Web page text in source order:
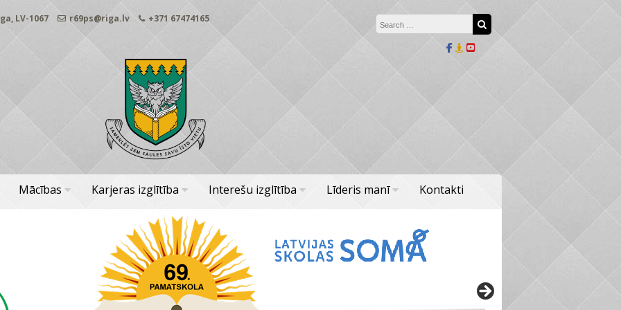
LV-1067 r69ps@riga.lv +371 67474165
Mācības Karjeras izglītība Interešu izglītība Līderis manī Kontakti